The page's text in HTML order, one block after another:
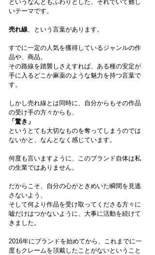
というなんともふわりとした、それでいて難し
いテーマです。
売れ線、という言葉があります。
すでに一定の人気を獲得しているジャンルの作
品や、商品。
その路線を踏襲しさえすれば、ある種の安定が
手に入るどこか麻薬のような魅力を持つ言葉で
す。
しかし売れ線とは同時に、自分からもその作品
の受け手の方々からも、
「驚き」
というとても大切なものを奪ってしまうのでは
ないかと、なんとなく感じています。
何度も言いますように、このブランド自体は私
の生業ではありません。
だからこそ、自分の心がときめいた瞬間を見逃
さないよう、
そして何より作品を受け取ってくださる方々に
嘘だけはつかないように、大事に活動を続けて
きました。
2016年にブランドを始めてから、これまでに一
度もクレームを頂戴したことがないということ